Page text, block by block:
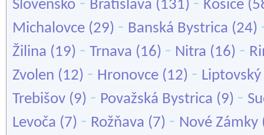
Slovensko Bratislava (131) Košice
Michalovce (29) - Banská Bystrica (24)
Žilina (19) - Trnava (16) - Nitra (16) -
Zvolen (12) - Hronovce (12) -
Trebišov (9) - Považská Bystrica (9) -
Levoča (7) - Rožňava (7) - Nové Zámky